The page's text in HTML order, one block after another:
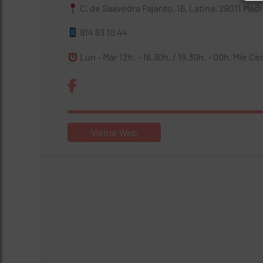
C. de Saavedra Fajardo, 16, Latina, 28011
914 63 10 44
Lun - Mar 12h. - 16.30h. / 19.30h. - 00h. Mie
Visitar Web